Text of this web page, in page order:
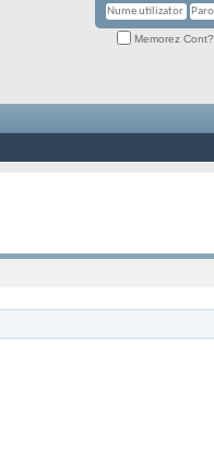
Memorez Cont?